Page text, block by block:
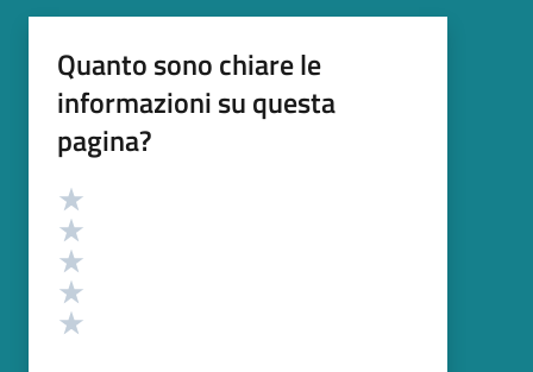
Quanto sono chiare le
informazioni su questa
pagina?
Valutazione